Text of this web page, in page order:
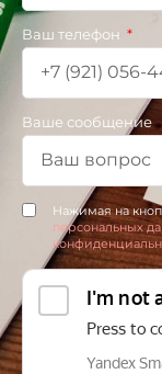
Ваш телефон
Ваше сообщение
Нажимая на
персональных